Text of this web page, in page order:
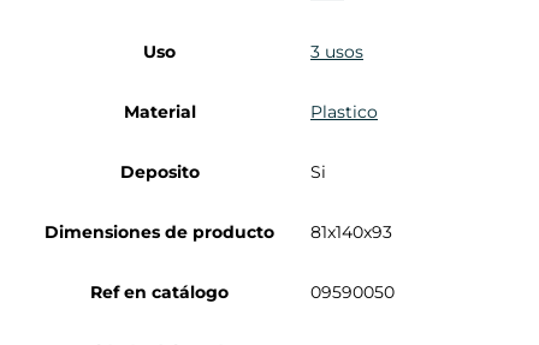
Uso 3 usos
Material Plastico
Deposito Si
Dimensiones de producto 81x140x93
Ref en catálogo 09590050